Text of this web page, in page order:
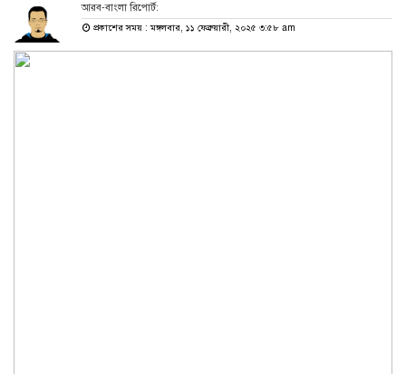
আরব-বাংলা রিপোর্ট:
প্রকাশের সময় : মঙ্গলবার, ১১ ফেব্রুয়ারী, ২০২৫ ৩:৫৮ am